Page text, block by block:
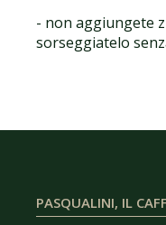
- non aggiungete
sorseggiatelo
PASQUALINI, IL